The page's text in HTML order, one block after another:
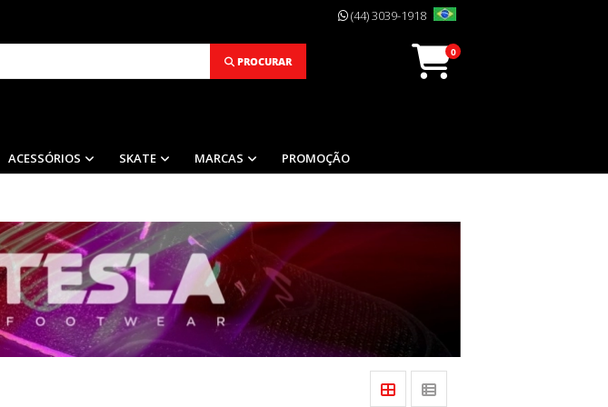
(44) 3039-1918
PROCURAR
0
ACESSÓRIOS SKATE MARCAS PROMOÇÃO